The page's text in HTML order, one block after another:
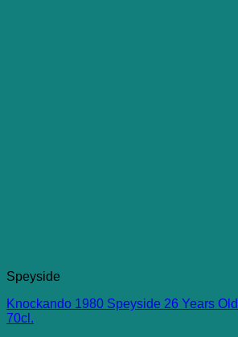
Speyside
Knockando 1980 Speyside 26 Years
70cl.